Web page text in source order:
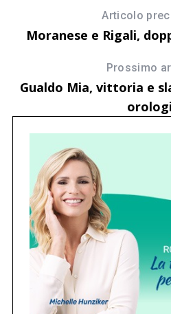
Articolo
Moranese e Rigali,
Prossimo
Gualdo Mia, vittoria e